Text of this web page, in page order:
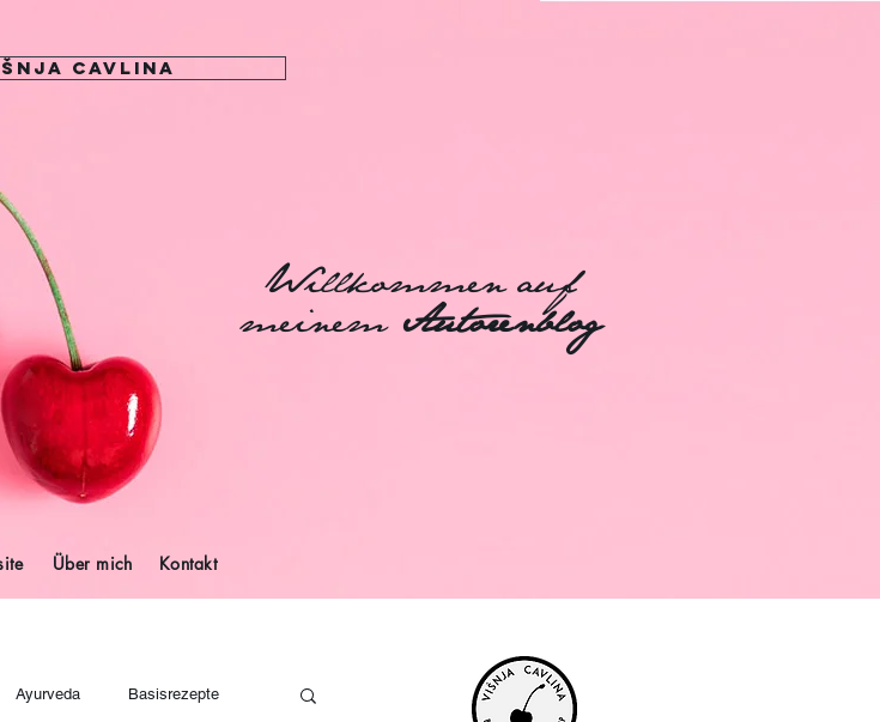
Cavlina
Willkommen auf
meinem Autorenblog
Über mich Kontakt
Ayurveda Basisrezepte